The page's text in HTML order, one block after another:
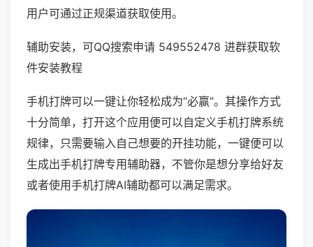
用户可通过正规渠道获取使用。
辅助安装，可QQ搜索申请 549552478 进群获取软
件安装教程
手机打牌可以一键让你轻松成为“必赢”。其操作方式
十分简单，打开这个应用便可以自定义手机打牌系统
规律，只需要输入自己想要的开挂功能，一键便可以
生成出手机打牌专用辅助器，不管你是想分享给好友
或者使用手机打牌AI辅助都可以满足需求。